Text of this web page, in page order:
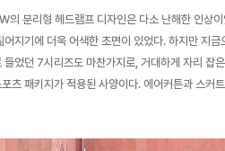
의 분리형 헤드램프 디자인은 다소 난해한 인상
어지기에 더욱 어색한 초면이 있었다. 하지만 지
들었던 7시리즈도 마찬가지로, 거대하게 자리 잡
츠 패키지가 적용된 사양이다. 에어커튼과 스커